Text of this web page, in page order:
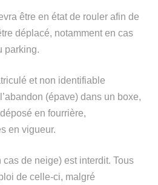
être en état de rouler afin de
déplacé, notamment en cas
parking.
et non identifiable
(épave) dans un boxe,
en fourrière,
en vigueur.
cas de neige) est interdit. Tous
de celle-ci, malgré